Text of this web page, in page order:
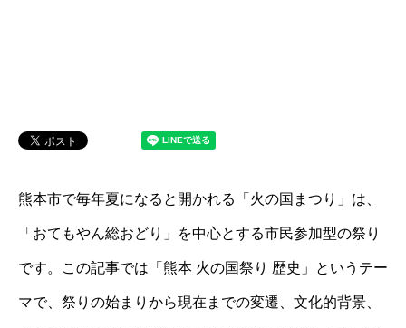
熊本市で毎年夏になると開かれる「火の国まつり」は、
「おてもやん総おどり」を中心とする市民参加型の祭り
です。この記事では「熊本 火の国祭り 歴史」というテー
マで、祭りの始まりから現在までの変遷、文化的背景、